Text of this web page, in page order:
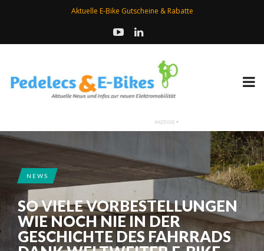
Aktuelle E-Bike Gutscheine & Rabatte
NEWS
SO VIELE VORBESTELLUNGEN
WIE NOCH NIE IN DER
GESCHICHTE DES FAHRRADS